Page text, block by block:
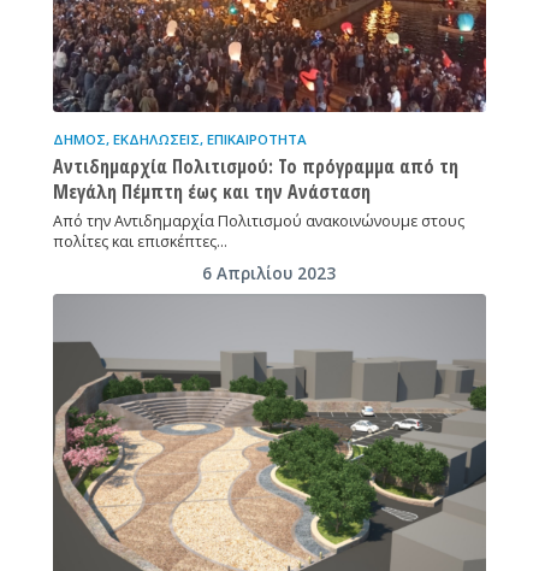
ΔΉΜΟΣ, ΕΚΔΗΛΏΣΕΙΣ, ΕΠΙΚΑΙΡΌΤΗΤΑ
Αντιδημαρχία Πολιτισμού: Το πρόγραμμα από τη
Μεγάλη Πέμπτη έως και την Ανάσταση
Από την Αντιδημαρχία Πολιτισμού ανακοινώνουμε στους
πολίτες και επισκέπτες…
6 Απριλίου 2023